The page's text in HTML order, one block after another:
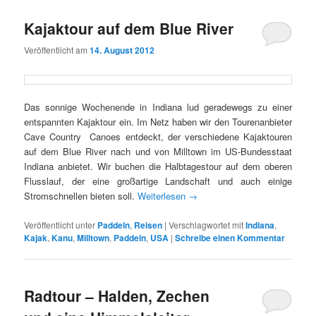
Kajaktour auf dem Blue River
Veröffentlicht am14. August 2012
Das sonnige Wochenende in Indiana lud geradewegs zu einer
entspannten Kajaktour ein. Im Netz haben wir den Tourenanbieter
Cave Country Canoes entdeckt, der verschiedene Kajaktouren
auf dem Blue River nach und von Milltown im US-Bundesstaat
Indiana anbietet. Wir buchen die Halbtagestour auf dem oberen
Flusslauf, der eine großartige Landschaft und auch einige
Stromschnellen bieten soll.Weiterlesen →
Veröffentlicht unter Paddeln, Reisen |Verschlagwortet mitIndiana,
Kajak,Kanu,Milltown, Paddeln, USA |Schreibe einen Kommentar
Radtour – Halden, Zechen